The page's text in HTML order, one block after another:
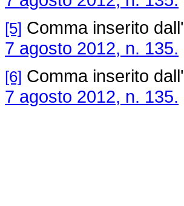
[5] Comma inserito
7 agosto 2012, n. 135.
[6] Comma inserito
7 agosto 2012, n. 135.